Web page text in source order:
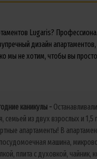
Lugaris?
дизайн
не хотим, чтобы вы
каникулы
семьей из двух взрослых и 1,5
апартаменты! В
машина,
плита с духовкой, чайник,